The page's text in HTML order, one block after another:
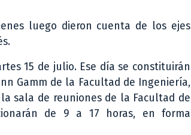
luego dieron cuenta de los ejes
15 de julio. Ese día se constituirán
Gamm de la Facultad de Ingeniería,
sala de reuniones de la Facultad de
de 9 a 17 horas, en forma